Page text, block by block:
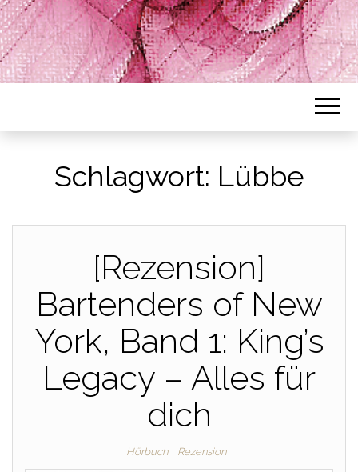
Schlagwort: Lübbe
[Rezension]
Bartenders of New
York, Band 1: King’s
Legacy – Alles für
dich
Hörbuch Rezension